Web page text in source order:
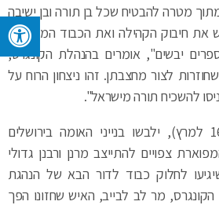
מטרה להבטיח שכל בן תורה ובן ישיבה
את חיבוק הקהילה ואת הכבוד המגיע לו.
יבשים", אומרים בהנהלת הקונגרס,
לצור מחצבתן. זהו ניצחון הרוח על
להשכיח תורה מישראל".
ביום שני, כ"ז באדר (16 למרץ), ילבשו בנייני האומה בירושלים
צפויים להתייצב מרנן ורבנן גדולי
לחלוק כבוד לדור הבא של הנהגת
מר לב לבייב, האיש שחזונו הפך